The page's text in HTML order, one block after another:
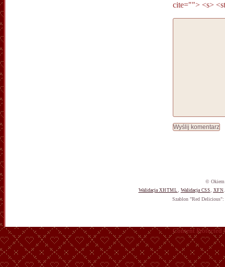
cite=""> <s>
© Okiem
Walidacja XHTML Walidacja CSS XFN
Szablon "Red Delicious":
Content Protected